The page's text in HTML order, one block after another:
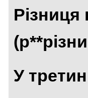
Різниця
У